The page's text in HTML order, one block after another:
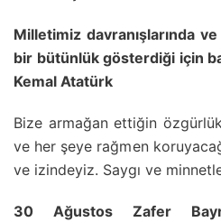
Milletimiz davranışlarında
bir bütünlük gösterdiği için
Kemal Atatürk
Bize armağan ettiğin özgürlük
ve her şeye rağmen
ve izindeyiz. Saygı ve
30 Ağustos Zafer